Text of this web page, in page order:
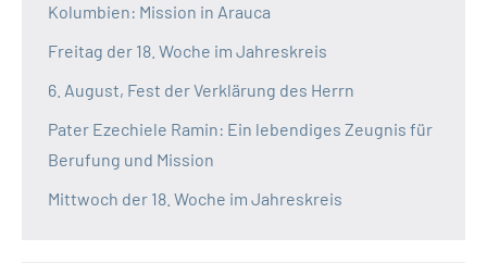
Kolumbien: Mission in Arauca
Freitag der 18. Woche im Jahreskreis
6. August, Fest der Verklärung des Herrn
Pater Ezechiele Ramin: Ein lebendiges Zeugnis für
Berufung und Mission
Mittwoch der 18. Woche im Jahreskreis